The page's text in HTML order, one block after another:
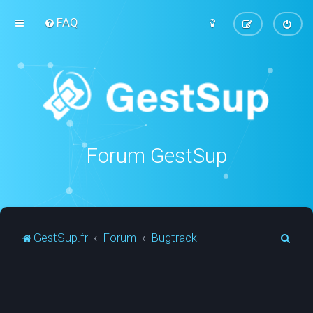
FAQ
Forum GestSup
GestSup.fr Forum Bugtrack